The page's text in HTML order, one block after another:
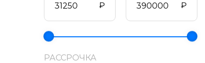
₽ ₽
РАССРОЧКА